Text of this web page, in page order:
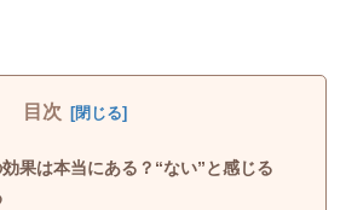
目次
果は本当にある？“ない”と感じる